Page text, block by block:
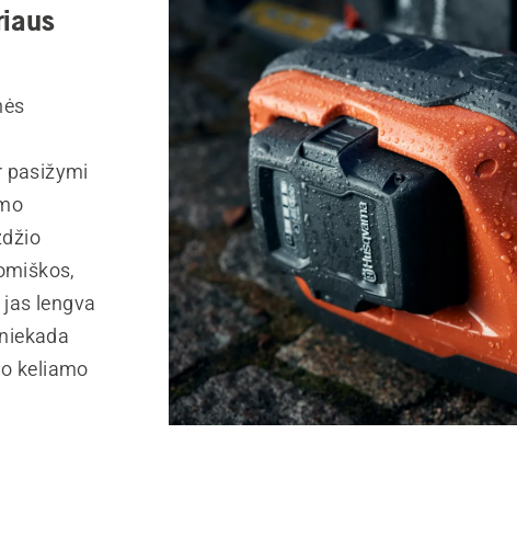
pasižymi
lengva
keliamo